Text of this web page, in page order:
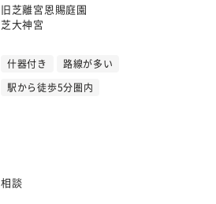
旧芝離宮恩賜庭園
芝大神宮
什器付き
路線が多い
駅から徒歩5分圏内
相談